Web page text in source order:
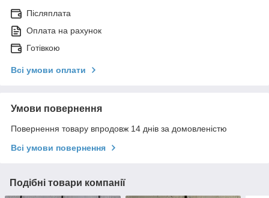
Післяплата
Оплата на рахунок
Готівкою
Всі умови оплати
Умови повернення
Повернення товару впродовж 14 днів за домовленістю
Всі умови повернення
Подібні товари компанії